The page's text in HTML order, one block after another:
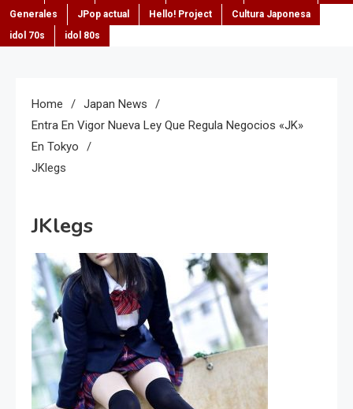
Generales
JPop actual Hello! Project
Cultura Japonesa
idol 70s
idol 80s
Home
Japan News
Entra En Vigor Nueva Ley Que Regula Negocios «JK»
En Tokyo
JKlegs
JKlegs